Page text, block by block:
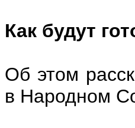
Как будут
Об этом
в Народном